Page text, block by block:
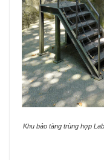
Khu bảo tàng trùng hợp